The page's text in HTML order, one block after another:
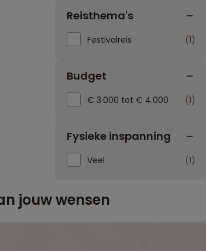
Reisthema's
Festivalreis 1
Budget
€ 3.000 tot € 4.000 1
Fysieke inspanning
Veel 1
jouw wensen